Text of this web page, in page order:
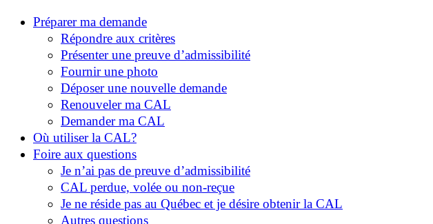
Préparer ma demande
Répondre aux critères
Présenter une preuve d’admissibilité
Fournir une photo
Déposer une nouvelle demande
Renouveler ma CAL
Demander ma CAL
Où utiliser la CAL?
Foire aux questions
Je n’ai pas de preuve d’admissibilité
CAL perdue, volée ou non-reçue
Je ne réside pas au Québec et je désire obtenir la CAL
Autres questions